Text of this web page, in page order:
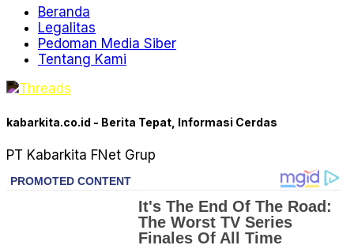
Beranda
Legalitas
Pedoman Media Siber
Tentang Kami
kabarkita.co.id - Berita Tepat, Informasi Cerdas
PT Kabarkita FNet Grup